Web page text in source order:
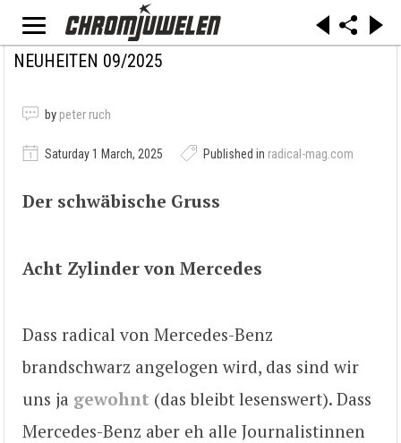
NEUHEITEN 09/2025
by peter ruch
Saturday 1 March, 2025 Published in radical-mag.com
Der schwäbische Gruss
Acht Zylinder von Mercedes
Dass radical von Mercedes-Benz
brandschwarz angelogen wird, das sind wir
uns ja gewohnt (das bleibt lesenswert). Dass
Mercedes-Benz aber eh alle Journalistinnen